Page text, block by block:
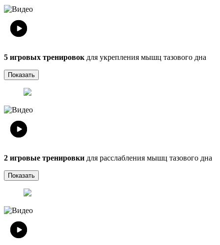
5 игровых тренировок для укрепления мышц тазового дна
Показать
2 игровые тренировки для расслабления мышц тазового дна
Показать